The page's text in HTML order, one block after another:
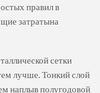
правил в
затратына
сетки
лучше. Тонкий слой
наплыв полугодовой